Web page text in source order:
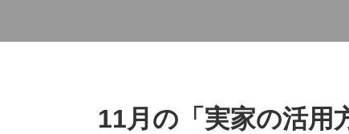
11月の「実家の活用